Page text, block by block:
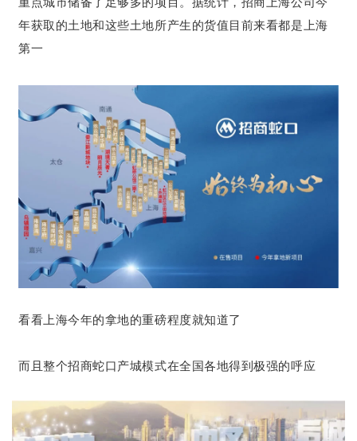
年获取的土地和这些土地所产生的货值目 前来看都是上海
第一
看看上海今年的拿地的重磅程度就知道了
而且整个招商蛇口产城模式在全国各地得到极强的呼应